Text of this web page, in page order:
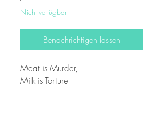
Nicht verfügbar
Benachrichtigen lassen
Meat is Murder,
Milk is Torture